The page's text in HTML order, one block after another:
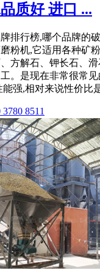
质好 进口 ...
排行榜,哪个品牌的
粉机,它适用各种矿
方解石、钾长石、
。是现在非常很常见
强,相对来说性价比
8511